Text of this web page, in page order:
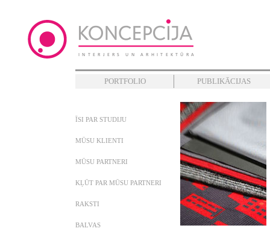
PORTFOLIO PUBLIKĀCIJAS
ĪSI PAR STUDIJU
MŪSU KLIENTI
MŪSU PARTNERI
KĻŪT PAR MŪSU PARTNERI
RAKSTI
BALVAS